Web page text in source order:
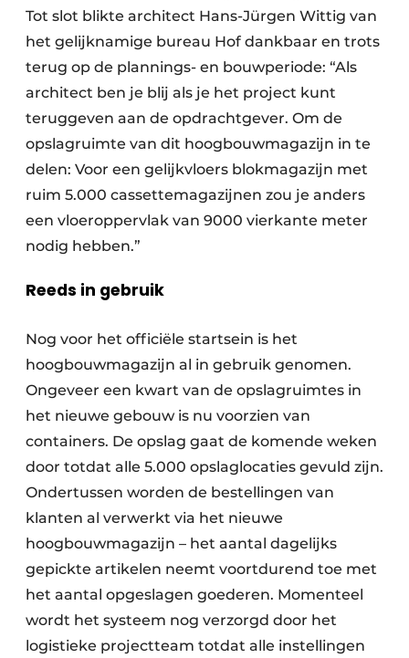
Tot slot blikte architect Hans-Jürgen Wittig van
het gelijknamige bureau Hof dankbaar en trots
terug op de plannings- en bouwperiode: “Als
architect ben je blij als je het project kunt
teruggeven aan de opdrachtgever. Om de
opslagruimte van dit hoogbouwmagazijn in te
delen: Voor een gelijkvloers blokmagazijn met
ruim 5.000 cassettemagazijnen zou je anders
een vloeroppervlak van 9000 vierkante meter
nodig hebben.”
Reeds in gebruik
Nog voor het officiële startsein is het
hoogbouwmagazijn al in gebruik genomen.
Ongeveer een kwart van de opslagruimtes in
het nieuwe gebouw is nu voorzien van
containers. De opslag gaat de komende weken
door totdat alle 5.000 opslaglocaties gevuld zijn.
Ondertussen worden de bestellingen van
klanten al verwerkt via het nieuwe
hoogbouwmagazijn – het aantal dagelijks
gepickte artikelen neemt voortdurend toe met
het aantal opgeslagen goederen. Momenteel
wordt het systeem nog verzorgd door het
logistieke projectteam totdat alle instellingen